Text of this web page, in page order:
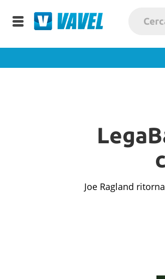
Joe Ragland